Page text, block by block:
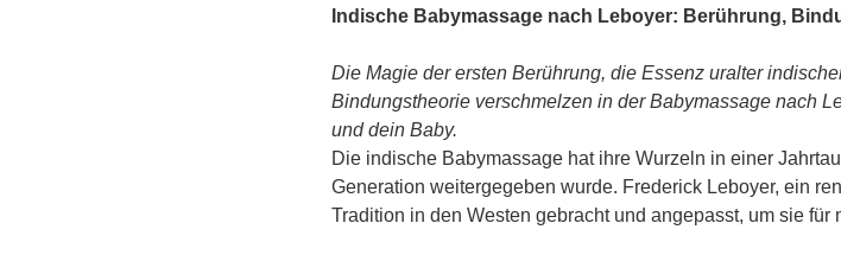
Indische Babymassage nach Leboyer: Berührung,
Die Magie der ersten Berührung, die Essenz uralter
Bindungstheorie verschmelzen in der Babymassage nach
und dein Baby.
Die indische Babymassage hat ihre Wurzeln in einer
Generation weitergegeben wurde. Frederick Leboyer, ein
Tradition in den Westen gebracht und angepasst, um sie